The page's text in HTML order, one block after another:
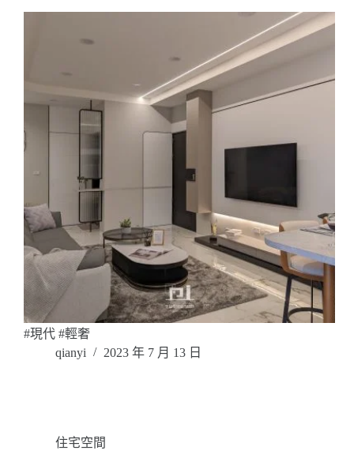
#現代 #輕奢
qianyi
2023 年 7 月 13 日
住宅空間